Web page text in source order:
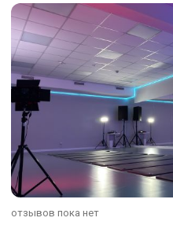
отзывов пока нет